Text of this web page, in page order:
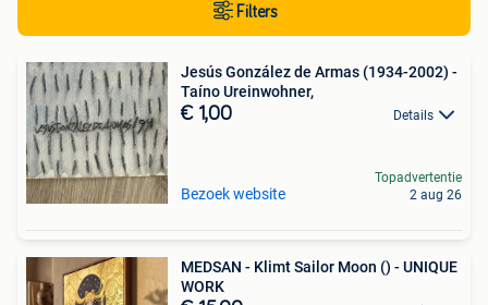
Filters
Jesús González de Armas (1934-2002) -
Taíno Ureinwohner,
€ 1,00 Details
Bezoek website
Topadvertentie
2 aug 26
MEDSAN - Klimt Sailor Moon () - UNIQUE
WORK